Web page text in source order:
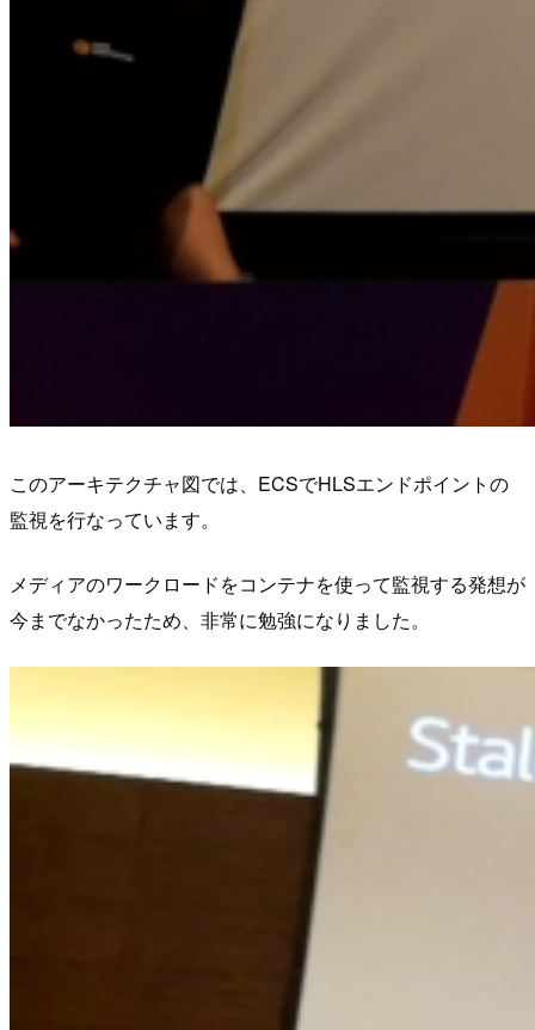
このアーキテクチャ図では、ECSでHLSエンドポイントの
監視を行なっています。
メディアのワークロードをコンテナを使って監視する発想が
今までなかったため、非常に勉強になりました。